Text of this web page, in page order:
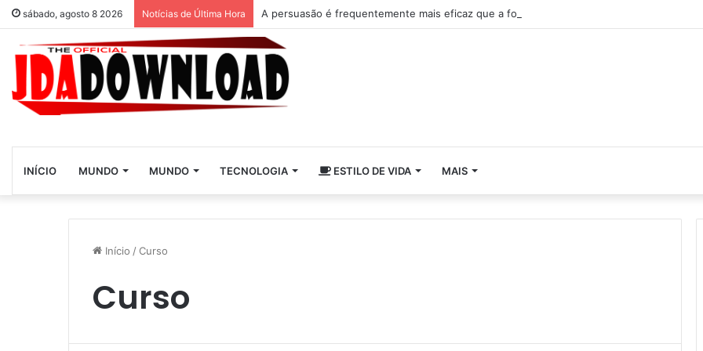
sábado, agosto 8 2026 Notícias de Última Hora A persuasão é frequentemente mais eficaz que a força
INÍCIO MUNDO MUNDO TECNOLOGIA ESTILO DE VIDA MAIS
Início /Curso
Curso